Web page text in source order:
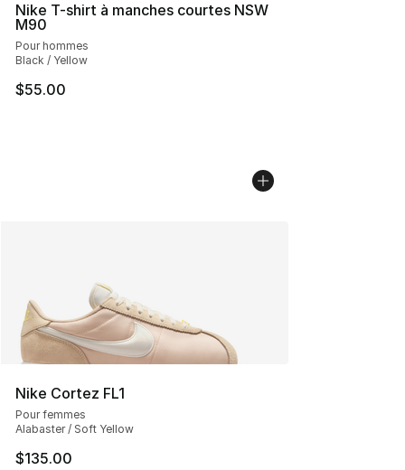
Nike T-shirt à manches courtes NSW
M90
Pour hommes
Black / Yellow
$55.00
Nike Cortez FL1
Pour femmes
Alabaster / Soft Yellow
$135.00